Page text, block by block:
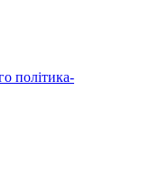
політика-